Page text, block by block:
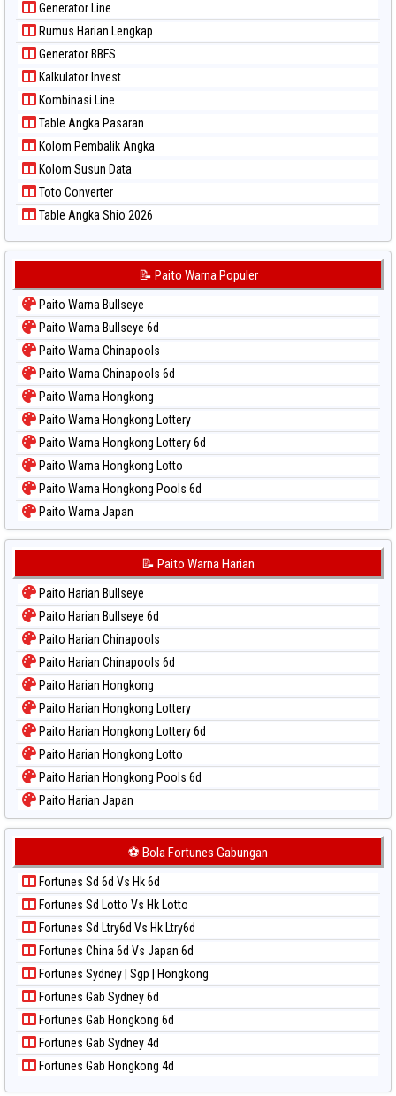
Generator Line
Rumus Harian Lengkap
Generator BBFS
Kalkulator Invest
Kombinasi Line
Table Angka Pasaran
Kolom Pembalik Angka
Kolom Susun Data
Toto Converter
Table Angka Shio 2026
📝 Paito Warna Populer
Paito Warna Bullseye
Paito Warna Bullseye 6d
Paito Warna Chinapools
Paito Warna Chinapools 6d
Paito Warna Hongkong
Paito Warna Hongkong Lottery
Paito Warna Hongkong Lottery 6d
Paito Warna Hongkong Lotto
Paito Warna Hongkong Pools 6d
Paito Warna Japan
Paito Warna Japan 6d
Paito Warna Kuda Lari
Paito Warna Magnum Cambodia
Paito Warna Nagoya
Paito Warna New York Midday
Paito Warna North Carolina Day
Paito Warna Pcso
Paito Warna Pennsylvania Day
Paito Warna Sao Paulo
Paito Warna Singapore
Paito Warna Sydney
Paito Warna Sydney Lottery
Paito Warna Sydney Lotto
Paito Warna Sydney Pools 6d
Paito Warna Taipei
Paito Warna Taiwan
📝 Paito Warna Harian
Paito Harian Bullseye
Paito Harian Bullseye 6d
Paito Harian Chinapools
Paito Harian Chinapools 6d
Paito Harian Hongkong
Paito Harian Hongkong Lottery
Paito Harian Hongkong Lottery 6d
Paito Harian Hongkong Lotto
Paito Harian Hongkong Pools 6d
Paito Harian Japan
Paito Harian Japan 6d
Paito Harian Korea
Paito Harian Kuda Lari
Paito Harian Magnum Cambodia
Paito Harian Nagoya
Paito Harian New York Midday
Paito Harian North Carolina Day
Paito Harian Pcso
Paito Harian Pennsylvania Day
Paito Harian Sao Paulo
Paito Harian Singapore
Paito Harian Sydney
⚽ Bola Fortunes Gabungan
Fortunes Sd 6d Vs Hk 6d
Fortunes Sd Lotto Vs Hk Lotto
Fortunes Sd Ltry6d Vs Hk Ltry6d
Fortunes China 6d Vs Japan 6d
Fortunes Sydney | Sgp | Hongkong
Fortunes Gab Sydney 6d
Fortunes Gab Hongkong 6d
Fortunes Gab Sydney 4d
Fortunes Gab Hongkong 4d